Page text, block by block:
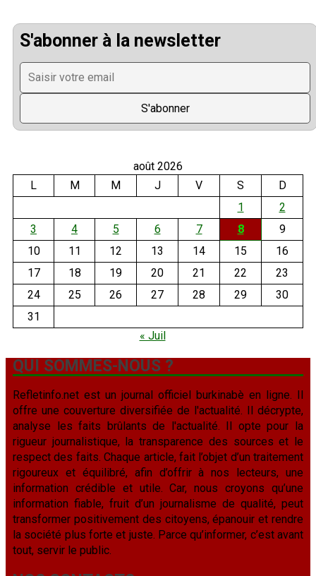
S'abonner à la newsletter
août 2026
L
M M J V S
D
1
2
3
4 5 6 7 8
9
10
11 12 13 14 15
16
17
18 19 20 21 22
23
24
25 26 27 28 29
30
31
« Juil
QUI SOMMES-NOUS ?
Refletinfo.net est un journal officiel burkinabè en ligne. Il
offre une couverture diversifiée de l'actualité. Il décrypte,
analyse les faits brûlants de l'actualité. Il opte pour la
rigueur journalistique, la transparence des sources et le
respect des faits. Chaque article, fait l’objet d’un traitement
rigoureux et équilibré, afin d’offrir à nos lecteurs, une
information crédible et utile. Car, nous croyons qu’une
information fiable, fruit d’un journalisme de qualité, peut
transformer positivement des citoyens, épanouir et rendre
la société plus forte et juste. Parce qu’informer, c’est avant
tout, servir le public.